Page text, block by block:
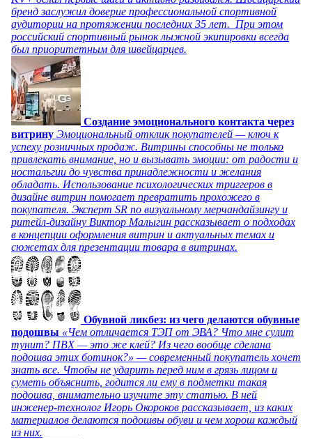
бренд заслужил доверие профессиональной спортивной
аудитории на протяжении последних 35 лет. При этом
российский спортивный рынок лыжной экипировки всегда
был приоритетным для швейцарцев.
Создание эмоционального контакта через
витрину Эмоциональный отклик покупателей — ключ к
успеху розничных продаж. Витрины способны не только
привлекать внимание, но и вызывать эмоции: от радости и
ностальгии до чувства принадлежности и желания
обладать. Использование психологических триггеров в
дизайне витрин помогает превратить прохожего в
покупателя. Эксперт SR по визуальному мерчандайзингу и
ритейл-дизайну Виктор Малыгин рассказывает о подходах
в концепции оформления витрин и актуальных темах и
сюжетах для презентации товара в витринах.
Обувной ликбез: из чего делаются обувные
подошвы «Чем отличается ТЭП от ЭВА? Что мне сулит
тунит? ПВХ — это же клей? Из чего вообще сделана
подошва этих ботинок?» — современный покупатель хочет
знать все. Чтобы не ударить перед ним в грязь лицом и
суметь объяснить, годится ли ему в подметки такая
подошва, внимательно изучите эту статью. В ней
инженер-технолог Игорь Окороков рассказывает, из каких
материалов делаются подошвы обуви и чем хорош каждый
из них.